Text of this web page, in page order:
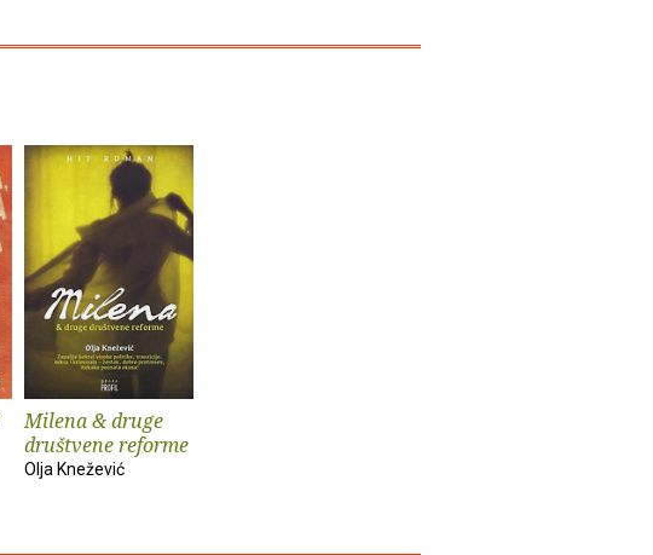
Milena & druge
društvene reforme
Olja Knežević